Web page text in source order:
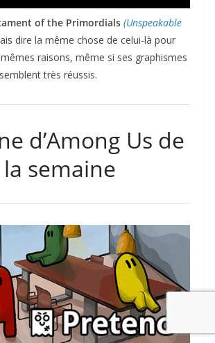
of the Primordials (Unspeakable
dire la même chose de celui-là pour
raisons, même si ses graphismes
très réussis.
d’Among Us de
la semaine